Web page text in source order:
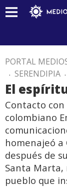
PORTAL
. SERENDIPIA .
El
Contacto
colombiano
homenajeó a
después de
Santa Marta,
pueblo que